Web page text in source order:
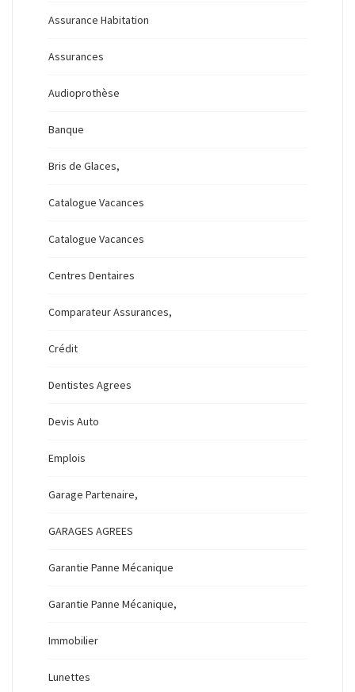
Assurance Habitation
Assurances
Audioprothèse
Banque
Bris de Glaces,
Catalogue Vacances
Catalogue Vacances
Centres Dentaires
Comparateur Assurances,
Crédit
Dentistes Agrees
Devis Auto
Emplois
Garage Partenaire,
GARAGES AGREES
Garantie Panne Mécanique
Garantie Panne Mécanique,
Immobilier
Lunettes